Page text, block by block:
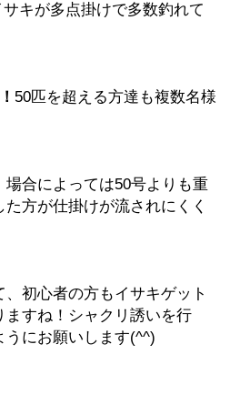
キが多点掛けで多数釣れて
50匹を超える方達も複数名様
合によっては50号よりも重
方が仕掛けが流されにくく
初心者の方もイサキゲット
すね！シャクリ誘いを行
うにお願いします(^^)